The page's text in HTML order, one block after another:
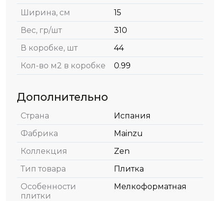
Ширина, см
15
Вес, гр/шт
310
В коробке, шт
44
Кол-во м2 в коробке
0.99
Дополнительно
Страна
Испания
Фабрика
Mainzu
Коллекция
Zen
Тип товара
Плитка
Особенности
плитки
Мелкоформатная